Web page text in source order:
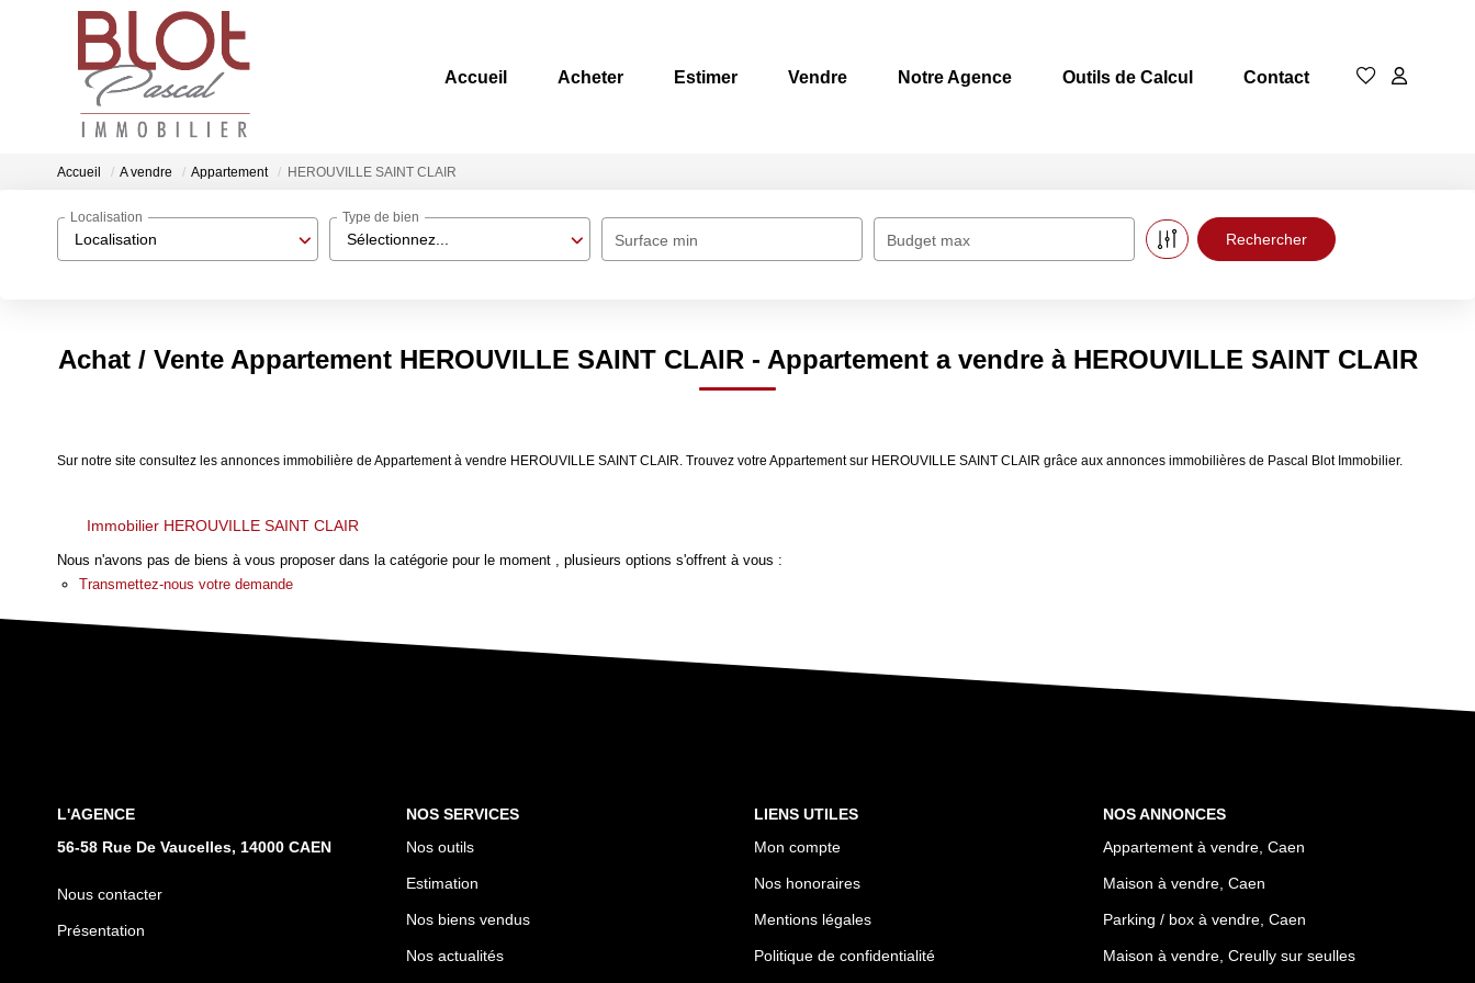
Accueil Acheter Estimer Vendre Notre Agence Outils de Calcul Contact
Accueil A vendre Appartement HEROUVILLE SAINT CLAIR
Localisation
Localisation
Sélectionnez...
Type de bien
Surface min Budget max
Achat / Vente Appartement HEROUVILLE SAINT CLAIR - Appartement a vendre à HEROUVILLE SAINT CLAIR
Sur notre site consultez les annonces immobilière de Appartement à vendre HEROUVILLE SAINT CLAIR. Trouvez votre Appartement sur HEROUVILLE SAINT CLAIR grâce aux annonces immobilières de Pascal Blot Immobilier.
Immobilier HEROUVILLE SAINT CLAIR
Nous n'avons pas de biens à vous proposer dans la catégorie pour le moment , plusieurs options s'offrent à vous :
Transmettez-nous votre demande
L'AGENCE
56-58 Rue De Vaucelles, 14000 CAEN
Nous contacter
Présentation
NOS SERVICES
Nos outils
Estimation
Nos biens vendus
Nos actualités
LIENS UTILES
Mon compte
Nos honoraires
Mentions légales
Politique de confidentialité
NOS ANNONCES
Appartement à vendre, Caen
Maison à vendre, Caen
Parking / box à vendre, Caen
Maison à vendre, Creully sur seulles